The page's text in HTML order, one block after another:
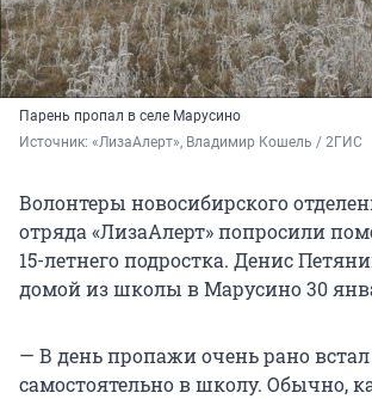
Парень пропал в селе Марусино
Источник: «ЛизаАлерт», Владимир Кошель / 2ГИС
Волонтеры новосибирского
отряда «ЛизаАлерт» попросили
15-летнего подростка. Денис
домой из школы в Марусино 30
— В день пропажи очень рано встал
самостоятельно в школу. Обычно,